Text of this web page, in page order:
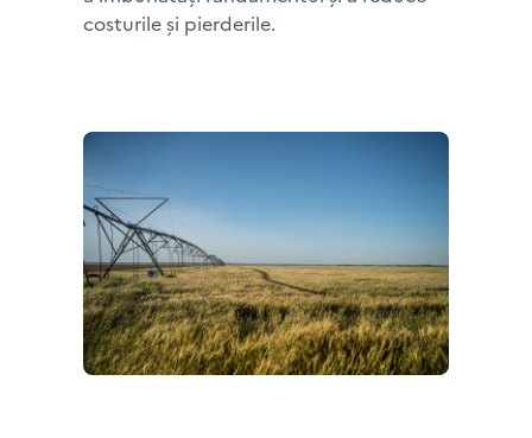
costurile și pierderile.